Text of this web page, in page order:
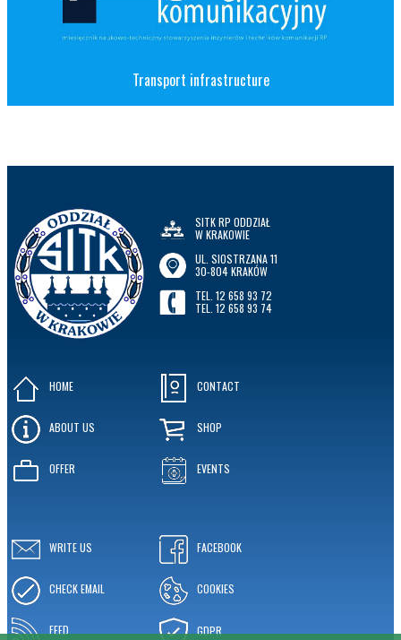
Transport infrastructure
SITK RP ODDZIAŁ
W KRAKOWIE
UL. SIOSTRZANA 11
30-804 KRAKÓW
TEL. 12 658 93 72
TEL. 12 658 93 74
HOME
ABOUT US
OFFER
CONTACT
SHOP
EVENTS
WRITE US
CHECK EMAIL
FEED
FACEBOOK
COOKIES
GDPR